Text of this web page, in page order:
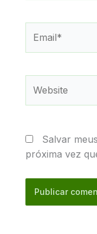
Salvar
próxima vez